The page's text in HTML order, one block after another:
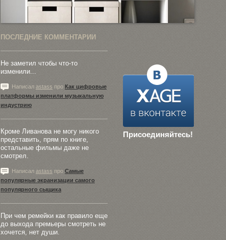
ПОСЛЕДНИЕ КОММЕНТАРИИ
Присоединяйтесь!
Не заметил чтобы что-то
изменили...
Написал astass про Как цифровые
платформы изменили музыкальную
индустрию
Кроме Ливанова не могу никого
представить, прям по книге,
остальные фильмы даже не
смотрел.
Написал astass про Самые
популярные экранизации самого
популярного сыщика
При чем ремейки как правило еще
до выхода премьеры смотреть не
хочется, нет души.